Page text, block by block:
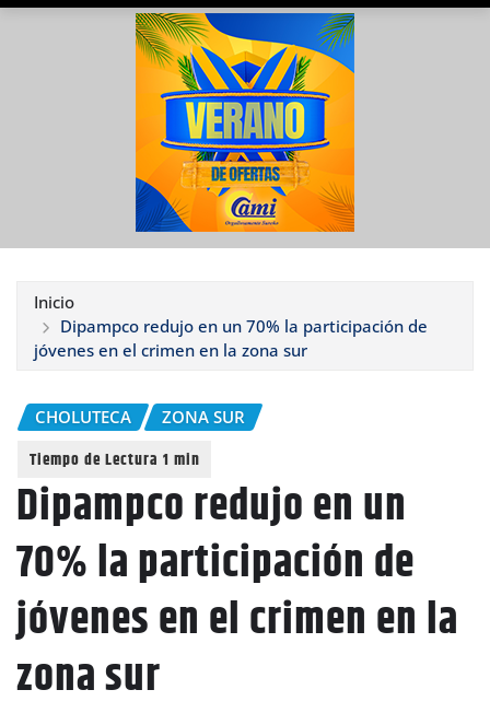
Inicio
Dipampco redujo en un 70% la participación de
jóvenes en el crimen en la zona sur
CHOLUTECA ZONA SUR
Dipampco redujo en un
70% la participación de
jóvenes en el crimen en la
zona sur